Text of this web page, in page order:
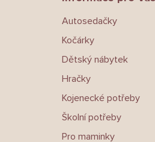
Autosedačky
Kočárky
Dětský nábytek
Hračky
Kojenecké potřeby
Školní potřeby
Pro maminky